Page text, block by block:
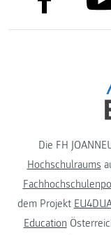
Die FH
Hochschulraums
dem Projekt
Education